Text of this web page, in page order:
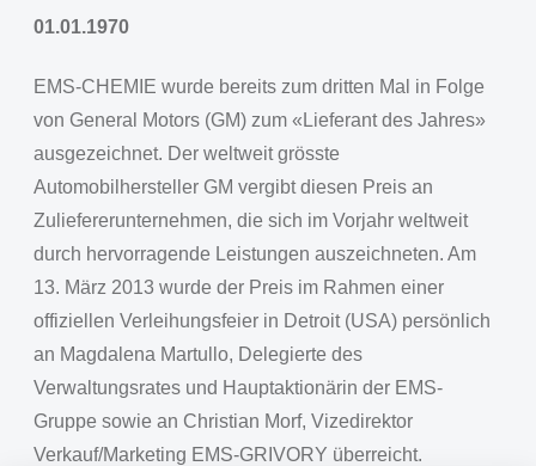
01.01.1970
EMS-CHEMIE wurde bereits zum dritten Mal in Folge
von General Motors (GM) zum «Lieferant des Jahres»
ausgezeichnet. Der weltweit grösste
Automobilhersteller GM vergibt diesen Preis an
Zuliefererunternehmen, die sich im Vorjahr weltweit
durch hervorragende Leistungen auszeichneten. Am
13. März 2013 wurde der Preis im Rahmen einer
offiziellen Verleihungsfeier in Detroit (USA) persönlich
an Magdalena Martullo, Delegierte des
Verwaltungsrates und Hauptaktionärin der EMS-
Gruppe sowie an Christian Morf, Vizedirektor
Verkauf/Marketing EMS-GRIVORY überreicht.